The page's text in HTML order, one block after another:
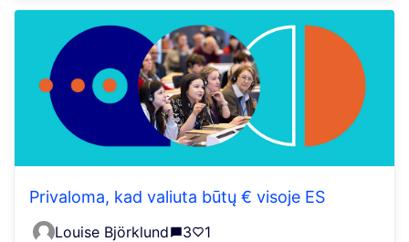
Privaloma, kad valiuta būtų € visoje ES
Louise Björklund 3 1